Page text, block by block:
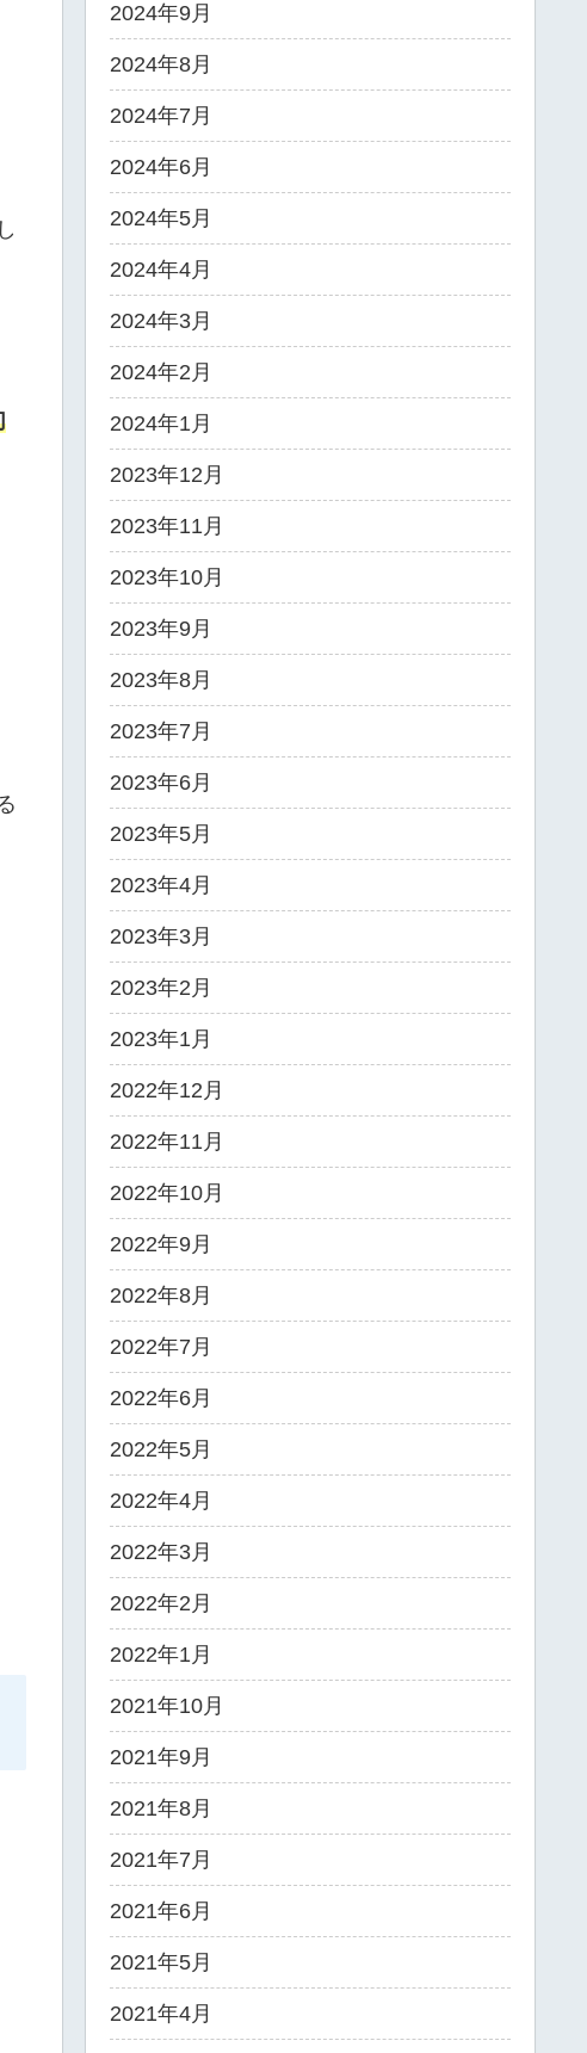
2024年9月
2024年8月
2024年7月
2024年6月
2024年5月
2024年4月
2024年3月
2024年2月
2024年1月
2023年12月
2023年11月
2023年10月
2023年9月
2023年8月
2023年7月
2023年6月
2023年5月
2023年4月
2023年3月
2023年2月
2023年1月
2022年12月
2022年11月
2022年10月
2022年9月
2022年8月
2022年7月
2022年6月
2022年5月
2022年4月
2022年3月
2022年2月
2022年1月
2021年10月
2021年9月
2021年8月
2021年7月
2021年6月
2021年5月
2021年4月